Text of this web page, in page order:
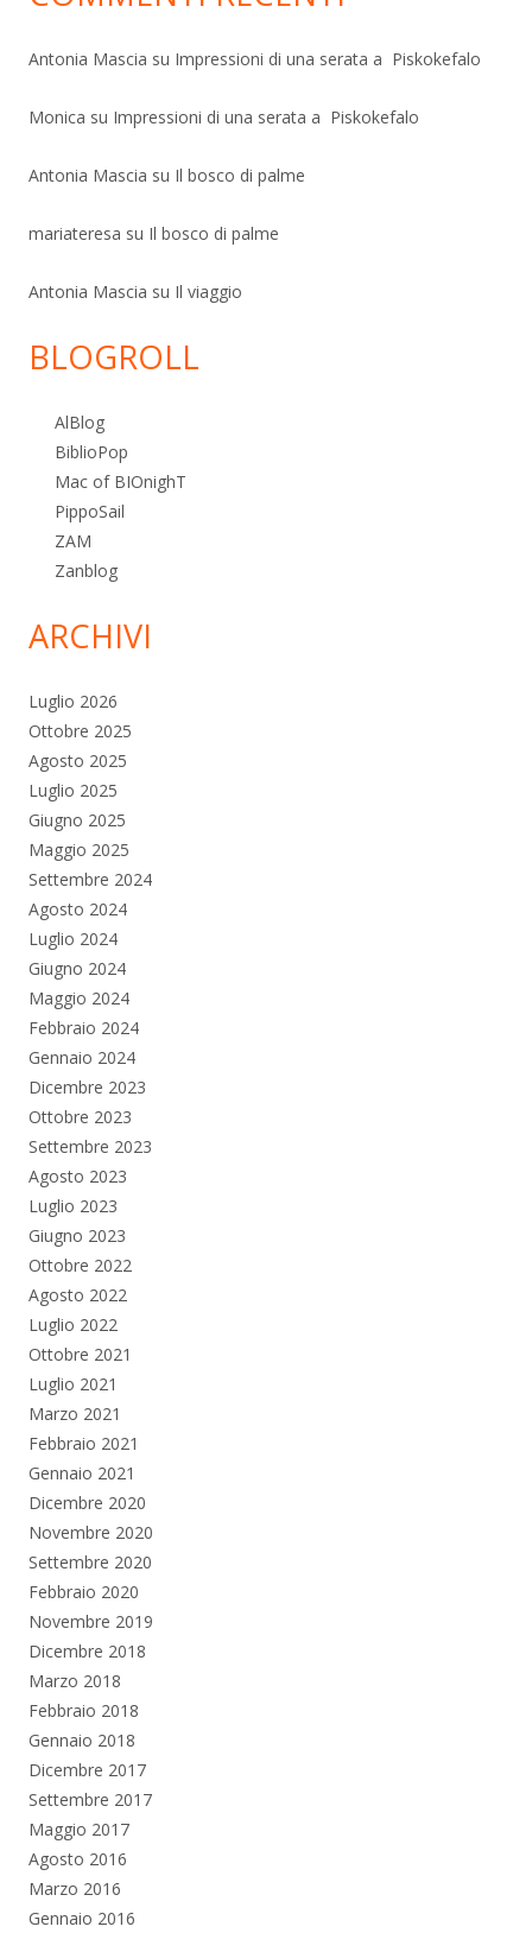
Antonia Mascia su Impressioni di una serata a Piskokefalo
Monica su Impressioni di una serata a Piskokefalo
Antonia Mascia su Il bosco di palme
mariateresa su Il bosco di palme
Antonia Mascia su Il viaggio
BLOGROLL
AlBlog
BiblioPop
Mac of BIOnighT
PippoSail
ZAM
Zanblog
ARCHIVI
Luglio 2026
Ottobre 2025
Agosto 2025
Luglio 2025
Giugno 2025
Maggio 2025
Settembre 2024
Agosto 2024
Luglio 2024
Giugno 2024
Maggio 2024
Febbraio 2024
Gennaio 2024
Dicembre 2023
Ottobre 2023
Settembre 2023
Agosto 2023
Luglio 2023
Giugno 2023
Ottobre 2022
Agosto 2022
Luglio 2022
Ottobre 2021
Luglio 2021
Marzo 2021
Febbraio 2021
Gennaio 2021
Dicembre 2020
Novembre 2020
Settembre 2020
Febbraio 2020
Novembre 2019
Dicembre 2018
Marzo 2018
Febbraio 2018
Gennaio 2018
Dicembre 2017
Settembre 2017
Maggio 2017
Agosto 2016
Marzo 2016
Gennaio 2016